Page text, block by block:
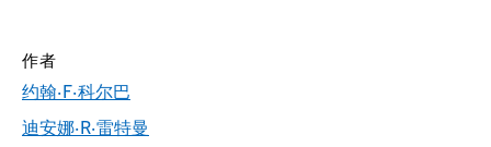
作者
约翰·F·科尔巴
迪安娜·R·雷特曼